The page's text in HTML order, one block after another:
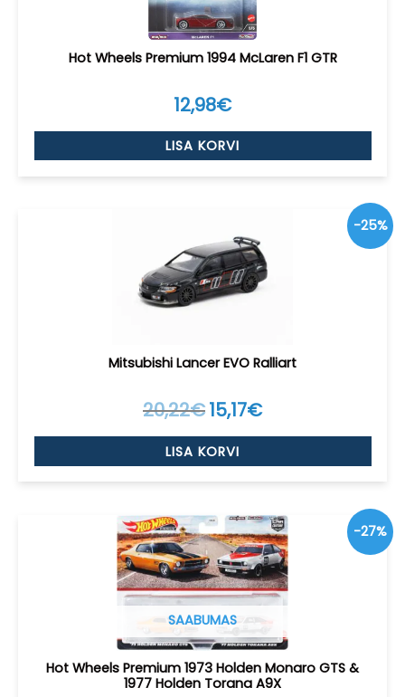
Hot Wheels Premium 1994 McLaren F1 GTR
12,98€
LISA KORVI
-25%
Mitsubishi Lancer EVO Ralliart
20,22€ Algne
hind
oli:
20,22€.
15,17€Current
is:
LISA KORVI
-27%
SAABUMAS
Hot Wheels Premium 1973 Holden Monaro GTS &
1977 Holden Torana A9X